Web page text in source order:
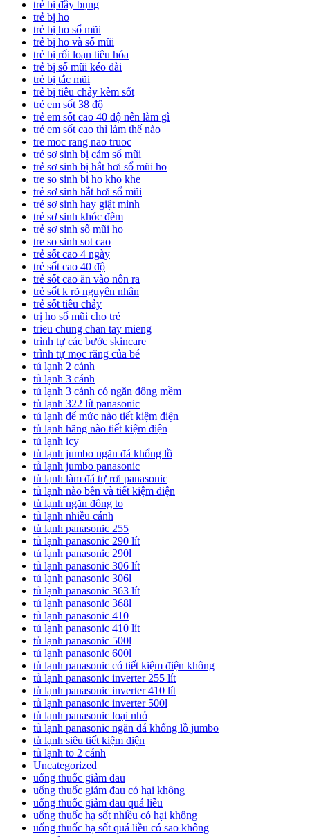
trẻ bị đầy bụng
trẻ bị ho
trẻ bị ho sổ mũi
trẻ bị ho và sổ mũi
trẻ bị rối loạn tiêu hóa
trẻ bị sổ mũi kéo dài
trẻ bị tắc mũi
trẻ bị tiêu chảy kèm sốt
trẻ em sốt 38 độ
trẻ em sốt cao 40 độ nên làm gì
trẻ em sốt cao thì làm thế nào
tre moc rang nao truoc
trẻ sơ sinh bị cảm sổ mũi
trẻ sơ sinh bị hắt hơi sổ mũi ho
tre so sinh bi ho kho khe
trẻ sơ sinh hắt hơi sổ mũi
trẻ sơ sinh hay giật mình
trẻ sơ sinh khóc đêm
trẻ sơ sinh sổ mũi ho
tre so sinh sot cao
trẻ sốt cao 4 ngày
trẻ sốt cao 40 độ
trẻ sốt cao ăn vào nôn ra
trẻ sốt k rõ nguyên nhân
trẻ sốt tiêu chảy
trị ho sổ mũi cho trẻ
trieu chung chan tay mieng
trình tự các bước skincare
trình tự mọc răng của bé
tủ lạnh 2 cánh
tủ lạnh 3 cánh
tủ lạnh 3 cánh có ngăn đông mềm
tủ lạnh 322 lít panasonic
tủ lạnh để mức nào tiết kiệm điện
tủ lạnh hãng nào tiết kiệm điện
tủ lạnh icy
tủ lạnh jumbo ngăn đá khổng lồ
tủ lạnh jumbo panasonic
tủ lạnh làm đá tự rơi panasonic
tủ lạnh nào bền và tiết kiệm điện
tủ lạnh ngăn đông to
tủ lạnh nhiều cánh
tủ lạnh panasonic 255
tủ lạnh panasonic 290 lít
tủ lạnh panasonic 290l
tủ lạnh panasonic 306 lít
tủ lạnh panasonic 306l
tủ lạnh panasonic 363 lít
tủ lạnh panasonic 368l
tủ lạnh panasonic 410
tủ lạnh panasonic 410 lít
tủ lạnh panasonic 500l
tủ lạnh panasonic 600l
tủ lạnh panasonic có tiết kiệm điện không
tủ lạnh panasonic inverter 255 lít
tủ lạnh panasonic inverter 410 lít
tủ lạnh panasonic inverter 500l
tủ lạnh panasonic loại nhỏ
tủ lạnh panasonic ngăn đá khổng lồ jumbo
tủ lạnh siêu tiết kiệm điện
tủ lạnh to 2 cánh
Uncategorized
uống thuốc giảm đau
uống thuốc giảm đau có hại không
uống thuốc giảm đau quá liều
uống thuốc hạ sốt nhiều có hại không
uống thuốc hạ sốt quá liều có sao không